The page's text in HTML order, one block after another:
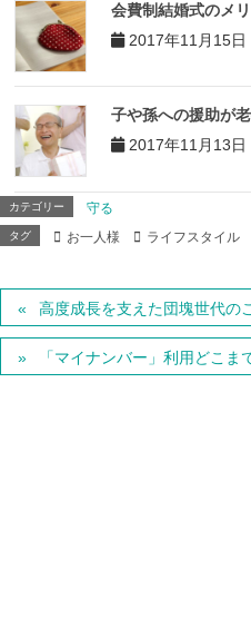
会費制結婚式のメ
2017年11月15日
子や孫への援助が
2017年11月13日
カテゴリー 守る
タグ お一人様 ライフスタイル
高度成長を支えた団塊世代の
「マイナンバー」利用どこま